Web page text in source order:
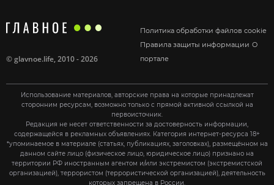
Политика обработки файлов cookie
Правила защиты информации О
портале
©glavnoe.life, 2010 - 2026
Использование материалов, авторские права на которые принадлежат
сторонним ресурсам, возможно только с прямой активной ссылкой на
первоисточник.
Редакция не несет ответственности за достоверность информации,
содержащейся в рекламных объявлениях. Категория интернет-ресурса 18+
*упоминаемое в материале (статьях, публикациях, заголовках), размещённом на
данном сайте лицо (физическое лицо, юридическое лицо) признано на
территории РФ иностранным агентом и/или экстремистом (экстремистской
организацией), террористом (террористической организацией), деятельность
которых запрещена в России.